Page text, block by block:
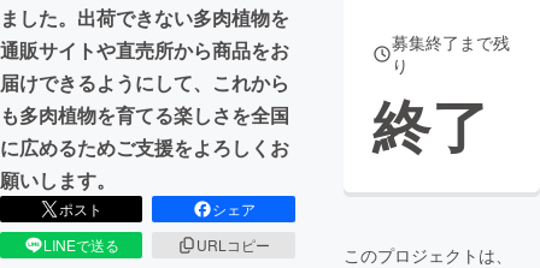
ました。出荷できない多肉植物を
通販サイトや直売所から商品をお
届けできるようにして、これから
も多肉植物を育てる楽しさを全国
に広めるためご支援をよろしくお
願いします。
ポスト
シェア
LINEで送る
URLコピー
募集終了まで残
り
終了
このプロジェクトは、